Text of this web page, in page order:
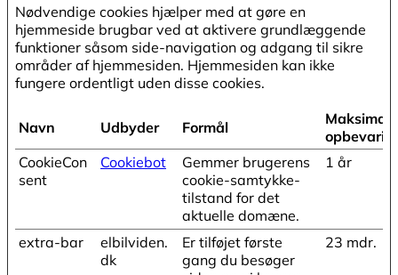
Nødvendige cookies hjælper med at gøre en
hjemmeside brugbar ved at aktivere grundlæggende
funktioner såsom side-navigation og adgang til sikre
områder af hjemmesiden. Hjemmesiden kan ikke
fungere ordentligt uden disse cookies.
Navn Udbyder Formål
Maksimal
CookieCon
sent
Cookiebot
Gemmer brugerens
cookie-samtykke-
tilstand for det
aktuelle domæne.
1 år
extra-bar
elbilviden.
dk
Er tilføjet første
gang du besøger
23 mdr.